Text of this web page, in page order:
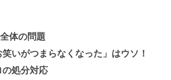
体の問題
笑いがつまらなくなった」はウソ！
処分対応